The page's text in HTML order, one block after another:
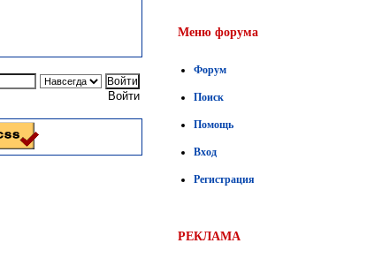
Войти
Меню форума
Форум
Поиск
Помощь
Вход
Регистрация
РЕКЛАМА